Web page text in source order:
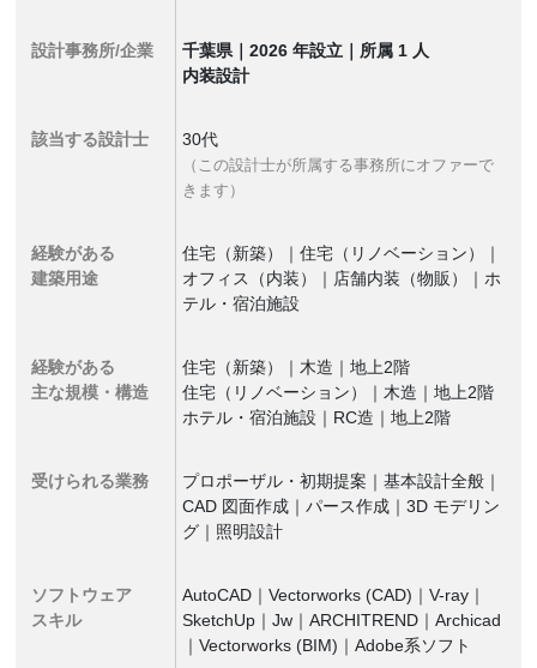
設計事務所/企業
千葉県｜2026 年設立｜所属 1 人
内装設計
該当する設計士 30代
（この設計士が所属する事務所にオファーで
きます）
経験がある
建築用途
住宅（新築）｜住宅（リノベーション）｜
オフィス（内装）｜店舗内装（物販）｜ホ
テル・宿泊施設
経験がある
主な規模・構造
住宅（新築）｜木造｜地上2階
住宅（リノベーション）｜木造｜地上2階
ホテル・宿泊施設｜RC造｜地上2階
受けられる業務
プロポーザル・初期提案｜基本設計全般｜
CAD 図面作成｜パース作成｜3D モデリン
グ｜照明設計
ソフトウェア
スキル
AutoCAD｜Vectorworks (CAD)｜V-ray｜
SketchUp｜Jw｜ARCHITREND｜Archicad
｜Vectorworks (BIM)｜Adobe系ソフト